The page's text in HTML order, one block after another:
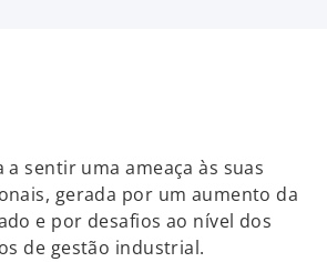
a sentir uma ameaça às suas
gerada por um aumento da
e por desafios ao nível dos
de gestão industrial.